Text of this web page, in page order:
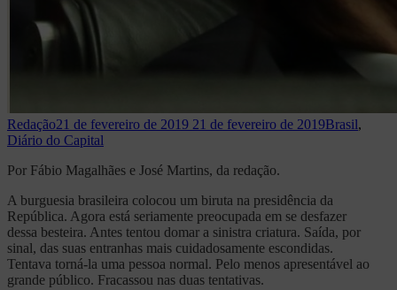
Redação21 de fevereiro de 2019 21 de fevereiro de 2019Brasil,
Diário do Capital
Por Fábio Magalhães e José Martins, da redação.
A burguesia brasileira colocou um biruta na presidência da
República. Agora está seriamente preocupada em se desfazer
dessa besteira. Antes tentou domar a sinistra criatura. Saída, por
sinal, das suas entranhas mais cuidadosamente escondidas.
Tentava torná-la uma pessoa normal. Pelo menos apresentável ao
grande público. Fracassou nas duas tentativas.